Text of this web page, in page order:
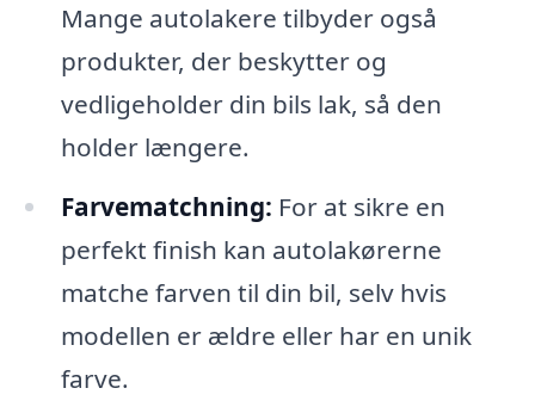
Mange autolakere tilbyder også
produkter, der beskytter og
vedligeholder din bils lak, så den
holder længere.
Farvematchning: For at sikre en
perfekt finish kan autolakørerne
matche farven til din bil, selv hvis
modellen er ældre eller har en unik
farve.